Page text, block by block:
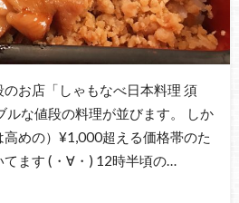
お店「しゃもなべ日本料理 須
ルな値段の料理が並びます。 しか
高めの）¥1,000超える価格帯のた
ます (・∀・) 12時半頃の…